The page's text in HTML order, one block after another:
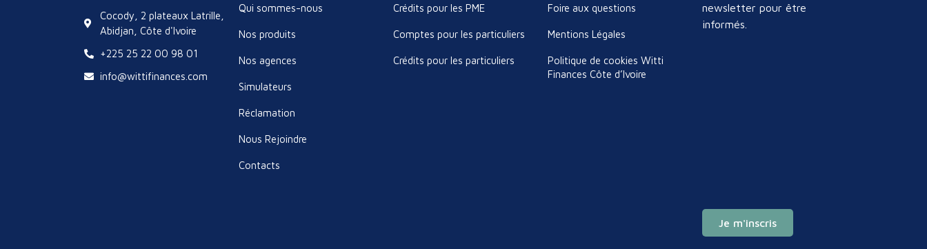
Cocody, 2 plateaux Latrille,
Abidjan, Côte d'Ivoire
+225 25 22 00 98 01
info@wittifinances.com
Qui sommes-nous
Nos produits
Nos agences
Simulateurs
Réclamation
Nous Rejoindre
Contacts
Crédits pour les PME
Comptes pour les particuliers
Crédits pour les particuliers
Foire aux questions
Mentions Légales
Politique de cookies Witti
Finances Côte d’Ivoire
newsletter pour être
informés.
Je m'inscris